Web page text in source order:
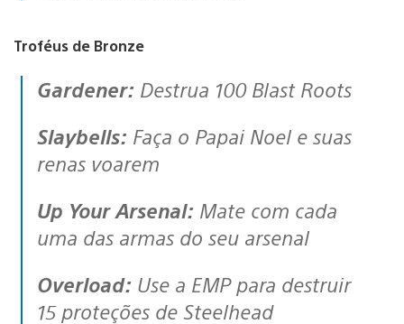
Troféus de Bronze
Gardener: Destrua 100 Blast Roots
Slaybells: Faça o Papai Noel e suas
renas voarem
Up Your Arsenal: Mate com cada
uma das armas do seu arsenal
Overload: Use a EMP para destruir
15 proteções de Steelhead